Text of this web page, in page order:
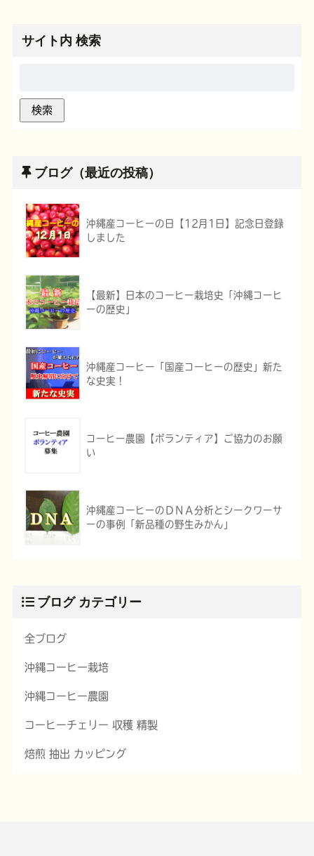
サイト内 検索
ブログ（最近の投稿）
沖縄産コーヒーの日【12月1日】記念日登録
しました
【最新】日本のコーヒー栽培史「沖縄コーヒ
ーの歴史」
沖縄産コーヒー「国産コーヒーの歴史」新た
な史実！
コーヒー農園【ボランティア】ご協力のお願
い
沖縄産コーヒーのＤＮＡ分析とシークワーサ
ーの事例「新品種の野生みかん」
ブログ カテゴリー
全ブログ
沖縄コーヒー栽培
沖縄コーヒー農園
コーヒーチェリー 収穫 精製
焙煎 抽出 カッピング